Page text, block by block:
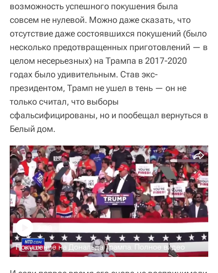
возможность успешного покушения была
совсем не нулевой. Можно даже сказать, что
отсутствие даже состоявшихся покушений (было
несколько предотвращенных приготовлений — в
целом несерьезных) на Трампа в 2017-2020
годах было удивительным. Став экс-
президентом, Трамп не ушел в тень — он не
только считал, что выборы
сфальсифицированы, но и пообещал вернуться в
Белый дом.
Покушение на Дональда Трампа. Полное видео
2:30